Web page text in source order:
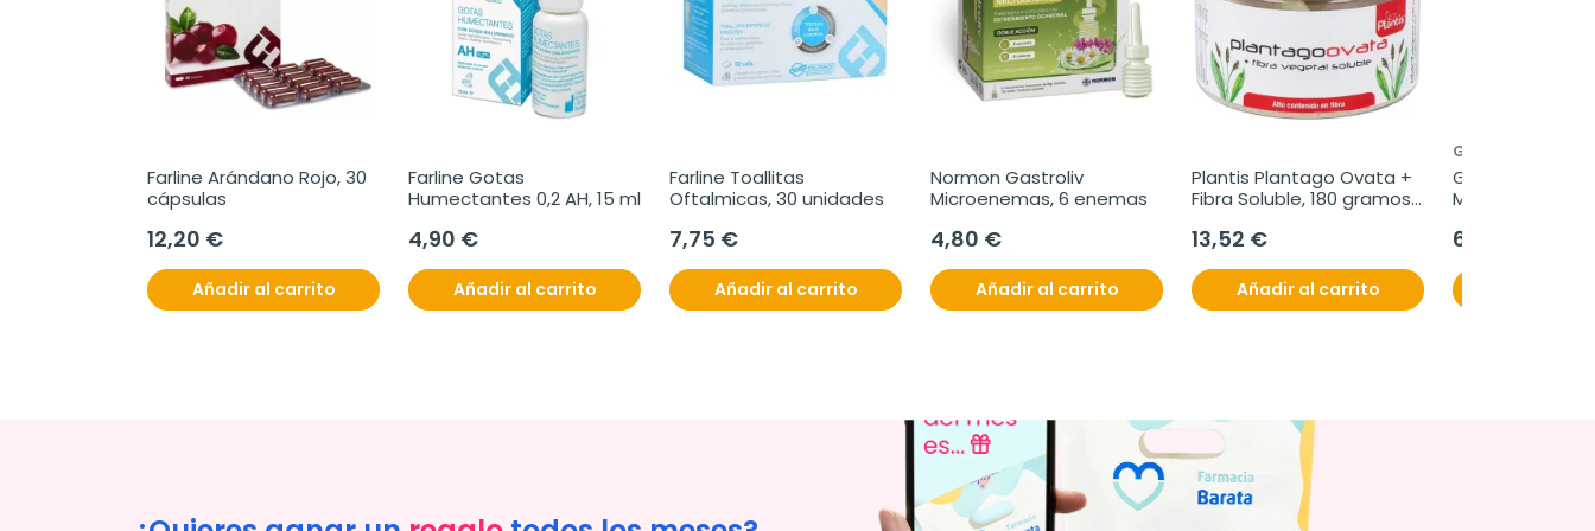
Farline Arándano Rojo, 30
cápsulas
12,20 €
Añadir al carrito
Farline Gotas
Humectantes 0,2 AH, 15 ml
4,90 €
Añadir al carrito
Farline Toallitas
Oftalmicas, 30 unidades
7,75 €
Añadir al carrito
Normon Gastroliv
Microenemas, 6 enemas
4,80 €
Añadir al carrito
Plantis Plantago Ovata +
Fibra Soluble, 180 gramos,
13,52 €
Añadir al carrito
GHF
GHF
Magnesio, 180 gr
6,16 €